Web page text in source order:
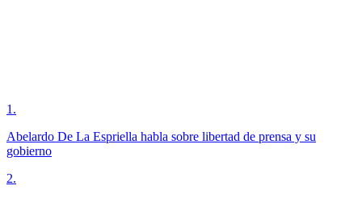
1 .
Abelardo De La Espriella habla sobre libertad de prensa y su
gobierno
2.